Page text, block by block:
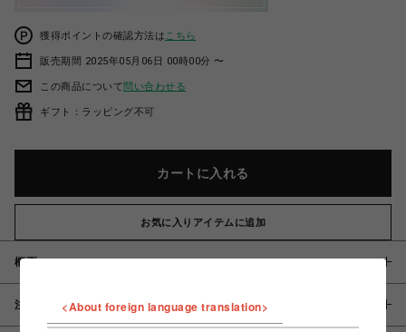
獲得ポイントの確認方法は こちら
販売期間 2025年05月06日 00時00分 〜
この商品について問い合わせる
ギフト：ラッピング不可
カートに入れる
お気に入りアイテムに追加
概要
注意事項 <About foreign language translation>